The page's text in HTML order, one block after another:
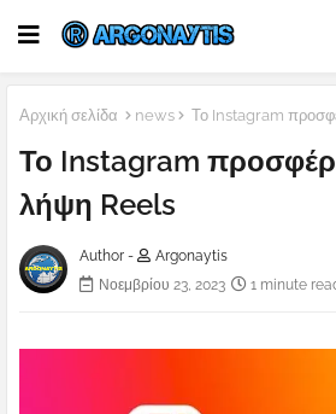
Αρχική σελίδα news Το Instagram
Το Instagram
λήψη Reels
Author -
Argonaytis
Νοεμβρίου 23, 2023
1 minute